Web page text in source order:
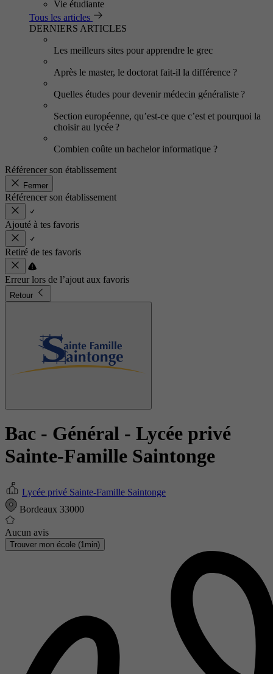
Vie étudiante
Tous les articles
DERNIERS ARTICLES
Les meilleurs sites pour apprendre le grec
Après le master, le doctorat fait-il la différence ?
Quelles études pour devenir médecin généraliste ?
Section européenne, qu’est-ce que c’est et pourquoi la
choisir au lycée ?
Combien coûte un bachelor informatique ?
Référencer son établissement
Fermer
Référencer son établissement
Ajouté à tes favoris
Retiré de tes favoris
Erreur lors de l’ajout aux favoris
Retour
Bac - Général - Lycée privé
Sainte-Famille Saintonge
Lycée privé Sainte-Famille Saintonge
Bordeaux 33000
Aucun avis
Trouver mon école (1min)